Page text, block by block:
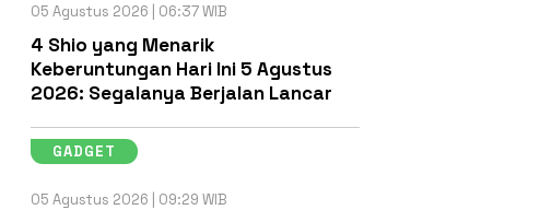
05 Agustus 2026 | 06:37 WIB
4 Shio yang Menarik
Keberuntungan Hari Ini 5 Agustus
2026: Segalanya Berjalan Lancar
GADGET
05 Agustus 2026 | 09:29 WIB